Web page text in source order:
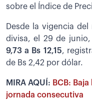
sobre el Índice de
Desde la vigencia
divisa, el 29 de junio,
9,73 a Bs 12,15,
de Bs 2,42 por dólar.
MIRA AQUÍ: BCB:
jornada consecutiva